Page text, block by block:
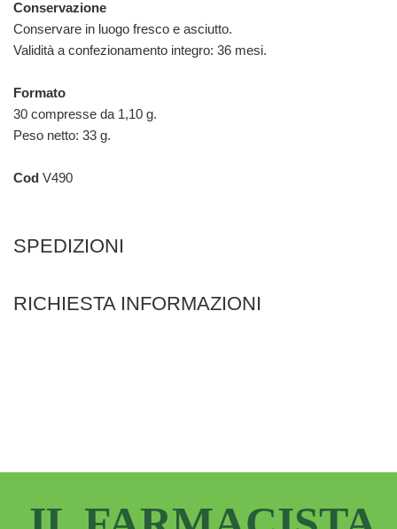
Conservazione
Conservare in luogo fresco e asciutto.
Validità a confezionamento integro: 36 mesi.
Formato
30 compresse da 1,10 g.
Peso netto: 33 g.
Cod V490
SPEDIZIONI
RICHIESTA INFORMAZIONI